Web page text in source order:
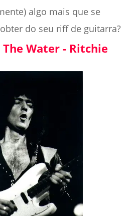
algo mais que se
do seu riff de guitarra?
Water - Ritchie